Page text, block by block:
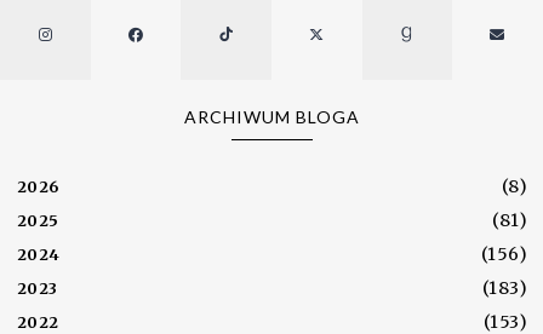
ARCHIWUM BLOGA
2026 (8)
2025 (81)
2024 (156)
2023 (183)
2022 (153)